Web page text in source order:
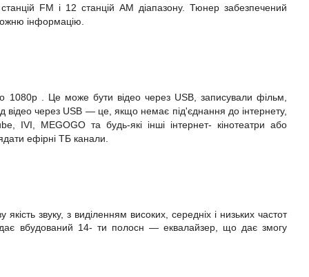
FM і 12 станцій AM діапазону. Тюнер забезпечений
інформацію.
1080р
. Це може бути відео через USB, записували фільм,
відео через USB — це, якщо немає під'єднання до інтернету,
MEGOGO та будь-які інші інтернет- кінотеатри або
ефірні ТБ канали.
звуку, з виділенням високих, середніх і низьких частот
вбудований 14- ти полосн — еквалайзер, що дає змогу